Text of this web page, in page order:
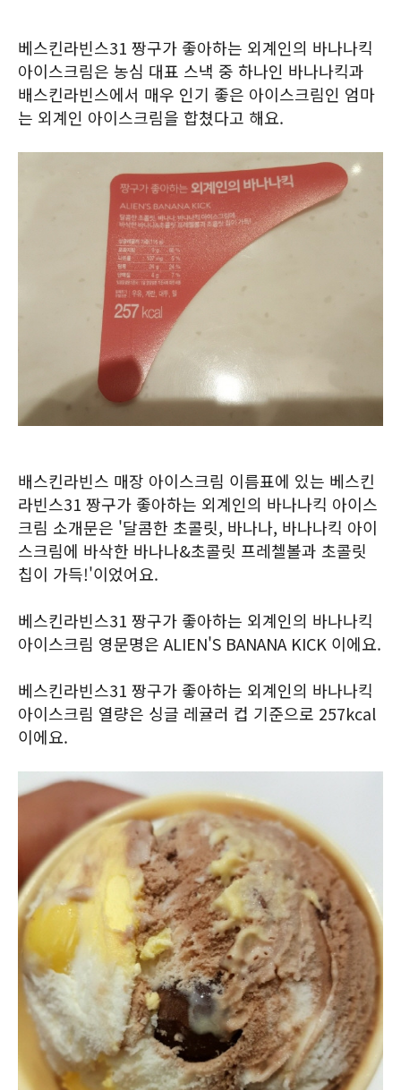
베스킨라빈스31 짱구가 좋아하는 외계인의 바나나킥
아이스크림은 농심 대표 스낵 중 하나인 바나나킥과
배스킨라빈스에서 매우 인기 좋은 아이스크림인 엄마
는 외계인 아이스크림을 합쳤다고 해요.
배스킨라빈스 매장 아이스크림 이름표에 있는 베스킨
라빈스31 짱구가 좋아하는 외계인의 바나나킥 아이스
크림 소개문은 '달콤한 초콜릿, 바나나, 바나나킥 아이
스크림에 바삭한 바나나&초콜릿 프레첼볼과 초콜릿
칩이 가득!'이었어요.
베스킨라빈스31 짱구가 좋아하는 외계인의 바나나킥
아이스크림 영문명은 ALIEN'S BANANA KICK 이에요.
베스킨라빈스31 짱구가 좋아하는 외계인의 바나나킥
아이스크림 열량은 싱글 레귤러 컵 기준으로 257kcal
이에요.